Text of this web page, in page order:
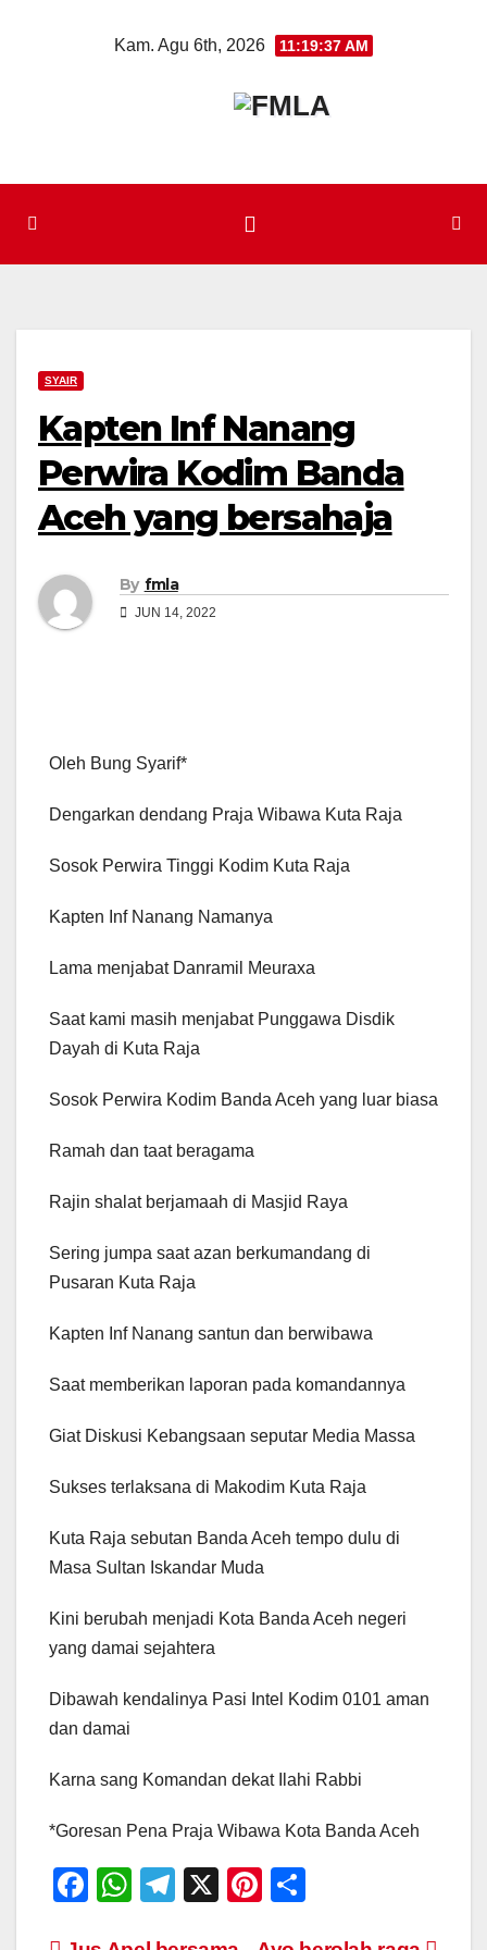
Kam. Agu 6th, 2026 11:19:37 AM
SYAIR
Kapten Inf Nanang
Perwira Kodim Banda
Aceh yang bersahaja
By fmla
JUN 14, 2022
Oleh Bung Syarif*
Dengarkan dendang Praja Wibawa Kuta Raja
Sosok Perwira Tinggi Kodim Kuta Raja
Kapten Inf Nanang Namanya
Lama menjabat Danramil Meuraxa
Saat kami masih menjabat Punggawa Disdik
Dayah di Kuta Raja
Sosok Perwira Kodim Banda Aceh yang luar biasa
Ramah dan taat beragama
Rajin shalat berjamaah di Masjid Raya
Sering jumpa saat azan berkumandang di
Pusaran Kuta Raja
Kapten Inf Nanang santun dan berwibawa
Saat memberikan laporan pada komandannya
Giat Diskusi Kebangsaan seputar Media Massa
Sukses terlaksana di Makodim Kuta Raja
Kuta Raja sebutan Banda Aceh tempo dulu di
Masa Sultan Iskandar Muda
Kini berubah menjadi Kota Banda Aceh negeri
yang damai sejahtera
Dibawah kendalinya Pasi Intel Kodim 0101 aman
dan damai
Karna sang Komandan dekat Ilahi Rabbi
*Goresan Pena Praja Wibawa Kota Banda Aceh
F
W
T
X
Pi